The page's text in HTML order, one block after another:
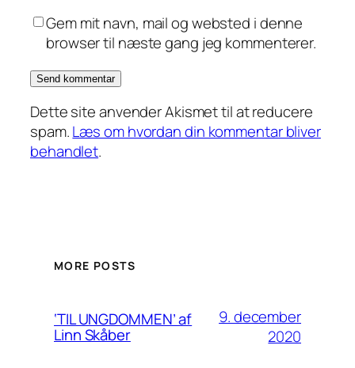
Gem mit navn, mail og websted i denne
browser til næste gang jeg kommenterer.
Dette site anvender Akismet til at reducere
spam.Læs om hvordan din kommentar bliver
behandlet.
MORE POSTS
‘TIL UNGDOMMEN’ af
Linn Skåber
9. december
2020